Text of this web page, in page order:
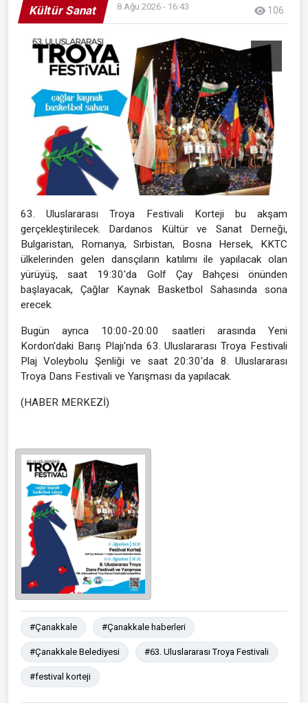
Kültür Sanat 8 Ağu 2026 - 16:43 106
63. Uluslararası Troya Festivali Korteji bu akşam
gerçekleştirilecek. Dardanos Kültür ve Sanat Derneği,
Bulgaristan, Romanya, Sırbistan, Bosna Hersek, KKTC
ülkelerinden gelen dansçıların katılımı ile yapılacak olan
yürüyüş, saat 19:30'da Golf Çay Bahçesi önünden
başlayacak, Çağlar Kaynak Basketbol Sahasında sona
erecek.
Bugün ayrıca 10:00-20:00 saatleri arasında Yeni
Kordon'daki Barış Plajı'nda 63. Uluslararası Troya Festivali
Plaj Voleybolu Şenliği ve saat 20:30'da 8. Uluslararası
Troya Dans Festivali ve Yarışması da yapılacak.
(HABER MERKEZİ)
#Çanakkale #Çanakkale haberleri
#Çanakkale Belediyesi #63. Uluslararası Troya Festivali
#festival korteji